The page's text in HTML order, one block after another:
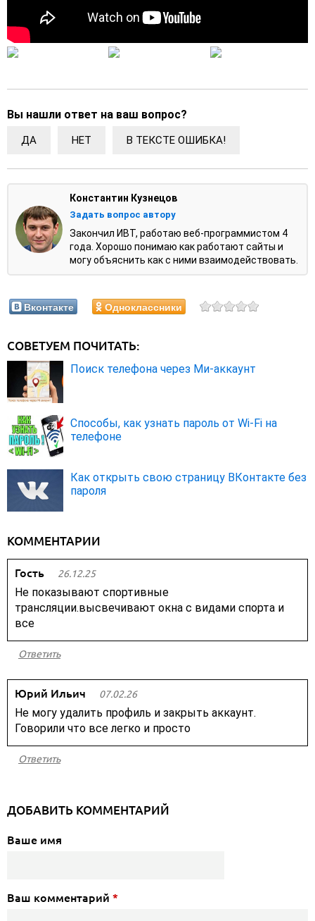
Вы нашли ответ на ваш вопрос?
ДА НЕТ В ТЕКСТЕ ОШИБКА!
Константин Кузнецов
Задать вопрос автору
Закончил ИВТ, работаю веб-программистом 4
года. Хорошо понимаю как работают сайты и
могу объяснить как с ними взаимодействовать.
Вконтакте Одноклассники
СОВЕТУЕМ ПОЧИТАТЬ:
Поиск телефона через Ми-аккаунт
Способы, как узнать пароль от Wi-Fi на
телефоне
Как открыть свою страницу ВКонтакте без
пароля
КОММЕНТАРИИ
Гость 26.12.25
Не показывают спортивные
трансляции.высвечивают окна с видами спорта и
все
Ответить
Юрий Ильич 07.02.26
Не могу удалить профиль и закрыть аккаунт.
Говорили что все легко и просто
Ответить
ДОБАВИТЬ КОММЕНТАРИЙ
Ваше имя
Ваш комментарий *